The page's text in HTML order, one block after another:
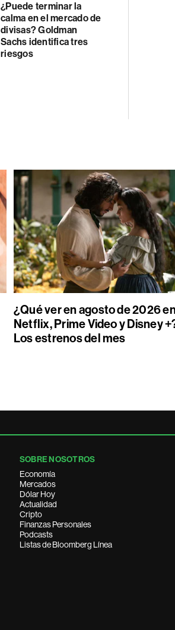
¿Puede terminar la
calma en el mercado de
divisas? Goldman
Sachs identifica tres
riesgos
¿Qué ver en agosto de 2026
Netflix, Prime Video y Disney
Los estrenos del mes
SOBRE NOSOTROS
Economía
Mercados
Dólar Hoy
Actualidad
Cripto
Finanzas Personales
Podcasts
Listas de Bloomberg Línea